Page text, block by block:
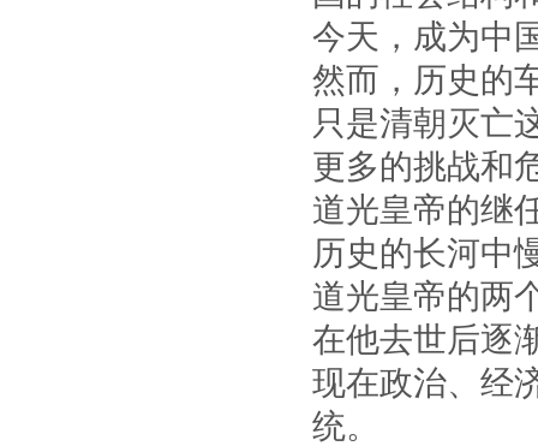
今天，成为中
然而，历史的
只是清朝灭亡
更多的挑战和
道光皇帝的继
历史的长河中
道光皇帝的两
在他去世后逐
现在政治、经
统。